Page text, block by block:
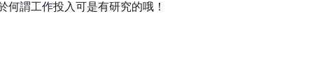
何謂工作投入可是有研究的哦！